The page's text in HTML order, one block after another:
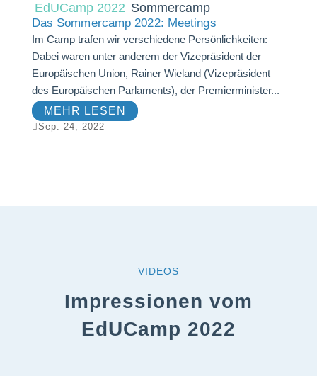
EdUCamp 2022 Sommercamp
Das Sommercamp 2022: Meetings
Im Camp trafen wir verschiedene Persönlichkeiten:
Dabei waren unter anderem der Vizepräsident der
Europäischen Union, Rainer Wieland (Vizepräsident
des Europäischen Parlaments), der Premierminister...
MEHR LESEN
 Sep. 24, 2022
VIDEOS
Impressionen vom
EdUCamp 2022